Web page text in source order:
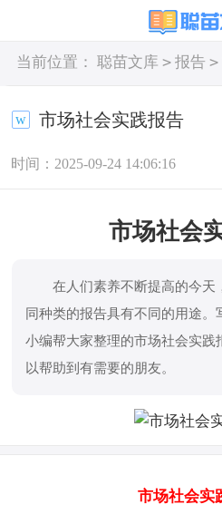
当前位置： 聪苗文库 > 报告 >
市场社会实践报告
时间：2025-09-24 14:06:16
市场社会
在人们素养不断提高的今天
同种类的报告具有不同的用途
小编帮大家整理的市场社会实
以帮助到有需要的朋友。
市场社会实